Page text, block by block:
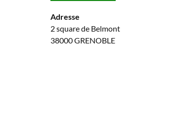
Adresse
2 square de Belmont
38000 GRENOBLE